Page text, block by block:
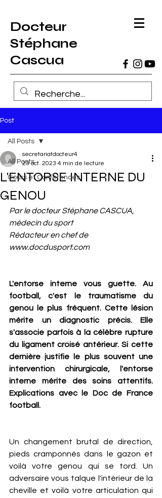
Docteur
Stéphane
Cascua
Post
All Posts
Cours et Conférences
All Posts
L'ENTORSE INTERNE DU
GENOU
secretariatdocteur4
23 oct. 2023 4 min de lecture
Par le docteur Stéphane CASCUA,
médecin du sport
Rédacteur en chef de
www.docdusport.com
L'entorse interne vous guette. Au
football, c'est le traumatisme du
genou le plus fréquent. Cette lésion
mérite un diagnostic précis. Elle
s'associe parfois à la célèbre rupture
du ligament croisé antérieur. Si cette
dernière justifie le plus souvent une
intervention chirurgicale, l'entorse
interne mérite des soins attentifs.
Explications avec le Doc de France
football.
Un changement brutal de direction,
pieds cramponnés dans le gazon et
voilà votre genou qui se tord. Un
adversaire vous talque l'intérieur de la
cheville et voilà votre articulation qui